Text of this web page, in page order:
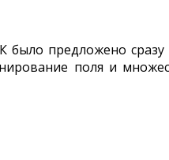
предложено сразу
поля и